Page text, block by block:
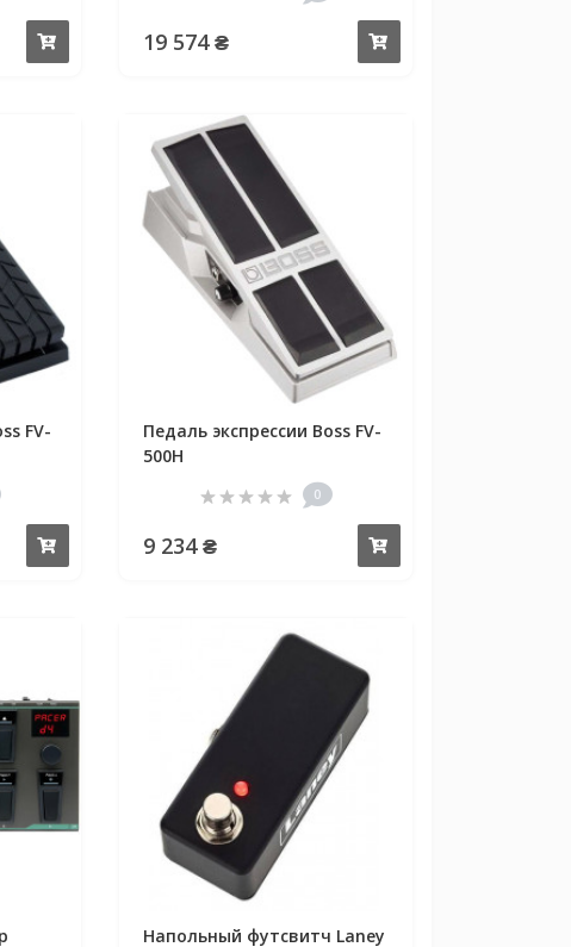
19 574 ₴
FV-
Педаль экспрессии Boss FV-
500H
0
9 234 ₴
Напольный футсвитч Laney